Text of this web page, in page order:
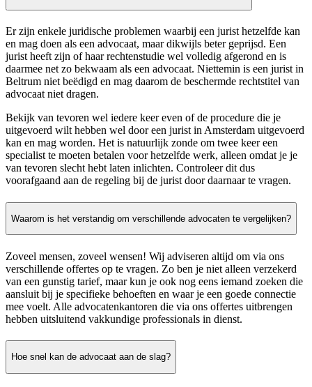
Er zijn enkele juridische problemen waarbij een jurist hetzelfde kan
en mag doen als een advocaat, maar dikwijls beter geprijsd. Een
jurist heeft zijn of haar rechtenstudie wel volledig afgerond en is
daarmee net zo bekwaam als een advocaat. Niettemin is een jurist in
Beltrum niet beëdigd en mag daarom de beschermde rechtstitel van
advocaat niet dragen.
Bekijk van tevoren wel iedere keer even of de procedure die je
uitgevoerd wilt hebben wel door een jurist in Amsterdam uitgevoerd
kan en mag worden. Het is natuurlijk zonde om twee keer een
specialist te moeten betalen voor hetzelfde werk, alleen omdat je je
van tevoren slecht hebt laten inlichten. Controleer dit dus
voorafgaand aan de regeling bij de jurist door daarnaar te vragen.
Waarom is het verstandig om verschillende advocaten te vergelijken?
Zoveel mensen, zoveel wensen! Wij adviseren altijd om via ons
verschillende offertes op te vragen. Zo ben je niet alleen verzekerd
van een gunstig tarief, maar kun je ook nog eens iemand zoeken die
aansluit bij je specifieke behoeften en waar je een goede connectie
mee voelt. Alle advocatenkantoren die via ons offertes uitbrengen
hebben uitsluitend vakkundige professionals in dienst.
Hoe snel kan de advocaat aan de slag?